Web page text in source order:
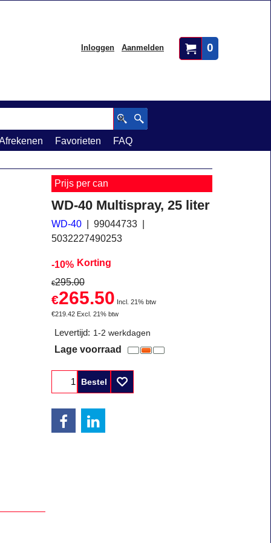
0
Inloggen Aanmelden
Favorieten
FAQ
Prijs per can
WD-40 Multispray, 25 liter
WD-40
99044733
5032227490253
-10% Korting
€295.00
€265.50 Incl. 21% btw
€219.42 Excl. 21% btw
Levertijd: 1-2 werkdagen
Lage voorraad
Bestel